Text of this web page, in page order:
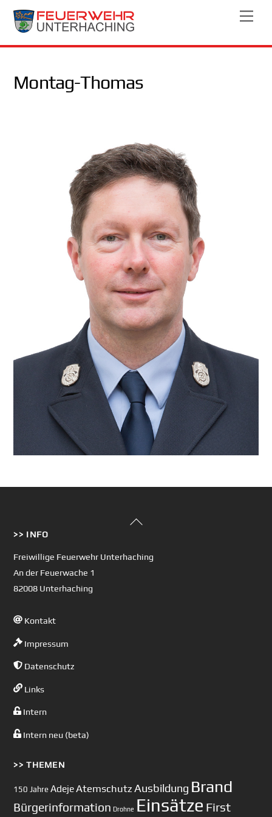
Skip
Montag-Thomas
Back
>> INFO
Freiwillige Feuerwehr Unterhaching
An der Feuerwache 1
82008 Unterhaching
Kontakt
Impressum
Datenschutz
Links
Intern
Intern neu (beta)
>> THEMEN
150 Jahre AdejeAtemschutz Ausbildung Brand
Bürgerinformation Drohne Einsätze First